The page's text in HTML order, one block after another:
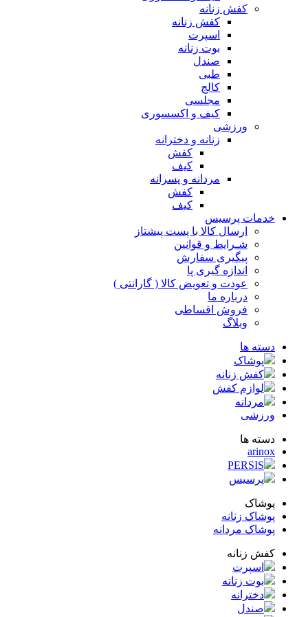
کفش زنانه
کفش زنانه
اسپرت
بوت زنانه
مجلسی
کیف و اکسسوری
ورزشی
زنانه و دخترانه
مردانه و پسرانه
پرسیس
ارسال کالا با پست پیشتاز
شـرایط و قوانین
پیگیری سفارش
اندازه گیری پا
عودت و تعویض کالا ( گارانتی )
درباره ما
فروش اقساطی
ها
پوشاک
کفش زنانه
لوازم کفش
مردانه
ها
PERSIS
پرسیس
زنانه
مردانه
زنانه
اسپرت
بوت زنانه
دخترانه
صندل